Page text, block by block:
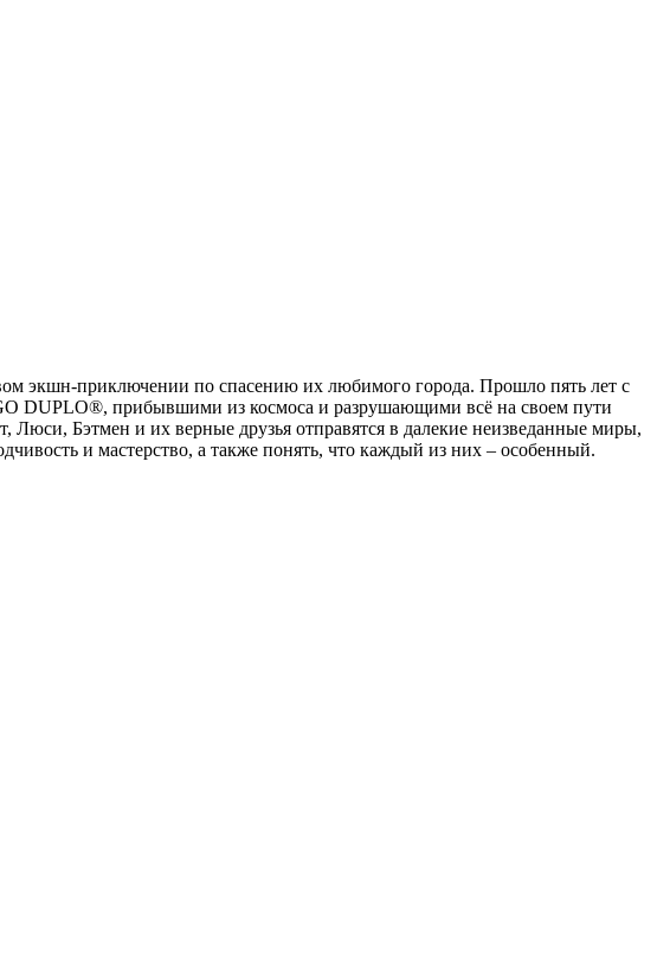
экшн-приключении по спасению их любимого города. Прошло пять лет с
DUPLO®, прибывшими из космоса и разрушающими всё на своем пути
Бэтмен и их верные друзья отправятся в далекие неизведанные миры,
и мастерство, а также понять, что каждый из них – особенный.